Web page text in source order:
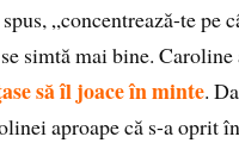
„concentrează-te pe
simtă mai bine.
să îl joace în minte.
aproape că s-a oprit